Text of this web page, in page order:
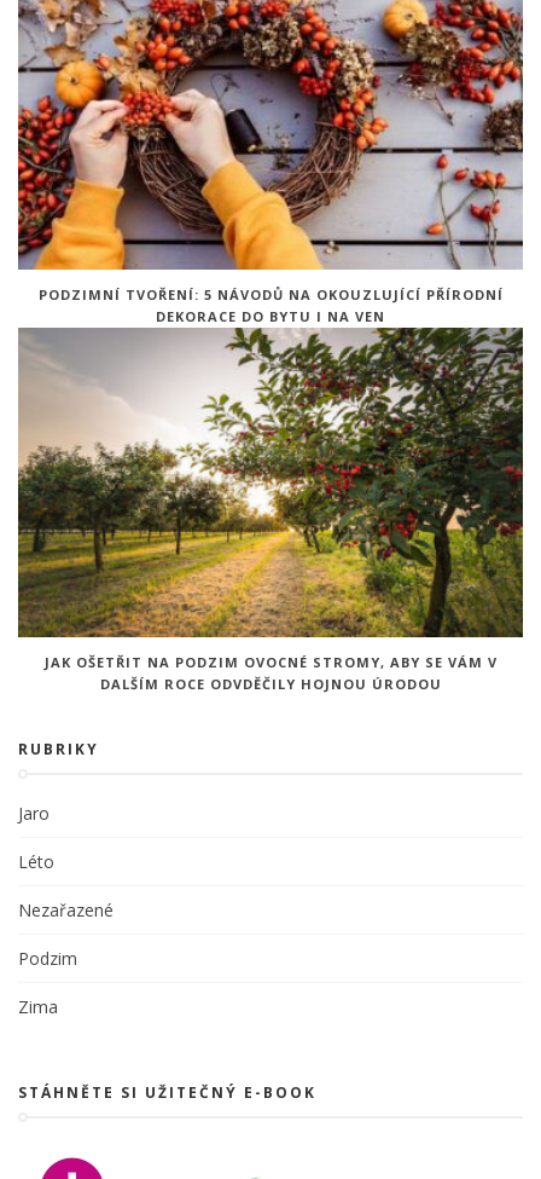
PODZIMNÍ TVOŘENÍ: 5 NÁVODŮ NA OKOUZLUJÍCÍ PŘÍRODNÍ
DEKORACE DO BYTU I NA VEN
JAK OŠETŘIT NA PODZIM OVOCNÉ STROMY, ABY SE VÁM V
DALŠÍM ROCE ODVDĚČILY HOJNOU ÚRODOU
RUBRIKY
Jaro
Léto
Nezařazené
Podzim
Zima
STÁHNĚTE SI UŽITEČNÝ E-BOOK